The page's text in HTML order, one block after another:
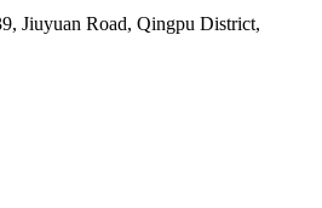
Jiuyuan Road, Qingpu District,